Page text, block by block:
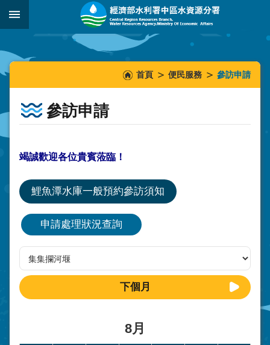
跳到主要內容區塊
::::::
首頁 便民服務 參訪申請
參訪申請
竭誠歡迎各位貴賓蒞臨！
鯉魚潭水庫一般預約參訪須知
申請處理狀況查詢
下個月
8月